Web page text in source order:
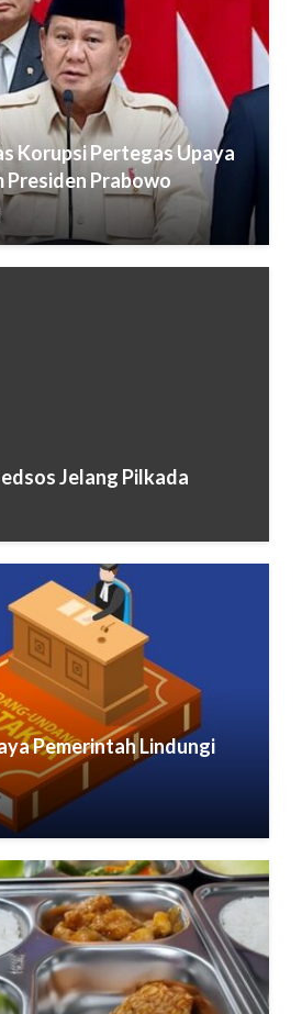
Korupsi Pertegas Upaya
Presiden Prabowo
Jelang Pilkada
Pemerintah Lindungi